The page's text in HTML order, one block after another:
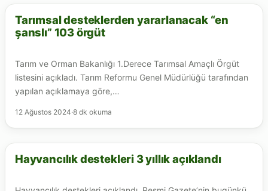
ARICILIK
Tarımsal desteklerden yararlanacak “en
şanslı” 103 örgüt
Tarım ve Orman Bakanlığı 1.Derece Tarımsal Amaçlı Örgüt
listesini açıkladı. Tarım Reformu Genel Müdürlüğü tarafından
yapılan açıklamaya göre,…
12 Ağustos 2024·8 dk okuma
ARICILIK
Hayvancılık destekleri 3 yıllık açıklandı